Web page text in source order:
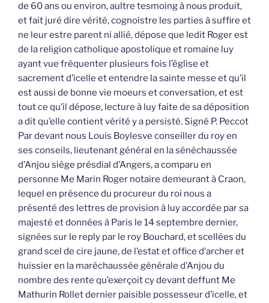
de 60 ans ou environ, aultre tesmoing à nous produit,
et fait juré dire vérité, cognoistre les parties à suffire et
ne leur estre parent ni allié, dépose que ledit Roger est
de la religion catholique apostolique et romaine luy
ayant vue fréquenter plusieurs fois l’église et
sacrement d’icelle et entendre la sainte messe et qu’il
est aussi de bonne vie moeurs et conversation, et est
tout ce qu’il dépose, lecture à luy faite de sa déposition
a dit qu’elle contient vérité y a persisté. Signé P. Peccot
Par devant nous Louis Boylesve conseiller du roy en
ses conseils, lieutenant général en la sénéchaussée
d’Anjou siège présdial d’Angers, a comparu en
personne Me Marin Roger notaire demeurant à Craon,
lequel en présence du procureur du roi nous a
présenté des lettres de provision à luy accordée par sa
majesté et données à Paris le 14 septembre dernier,
signées sur le reply par le roy Bouchard, et scellées du
grand scel de cire jaune, de l’estat et office d’archer et
huissier en la maréchaussée générale d’Anjou du
nombre des rente qu’exerçoit cy devant deffunt Me
Mathurin Rollet dernier paisible possesseur d’icelle, et